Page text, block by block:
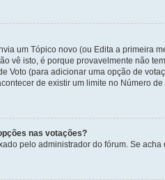
um Tópico novo (ou Edita a primeira
vê isto, é porque provavelmente não
Voto (para adicionar uma opção de
de existir um limite no Número
nas votações?
pelo administrador do fórum. Se